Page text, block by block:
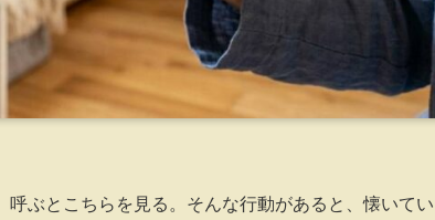
ぶとこちらを見る。そんな行動があると、懐いてい